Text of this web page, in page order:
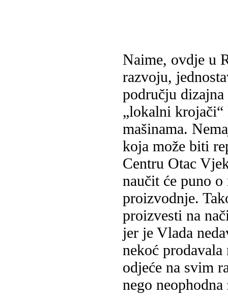
Naime, ovdje u
razvoju,
području
„lokalni
mašinama.
koja može biti
Centru Otac
naučit će puno
proizvodnje.
proizvesti na
jer je Vlada
nekoć
odjeće na svim
nego